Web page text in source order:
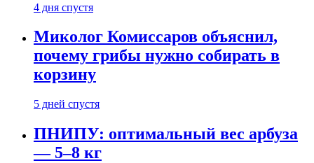
4 дня спустя
Миколог Комиссаров объяснил,
почему грибы нужно собирать в
корзину
5 дней спустя
ПНИПУ: оптимальный вес арбуза
— 5–8 кг